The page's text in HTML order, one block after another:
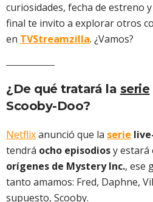
curiosidades, fecha de estreno
final te invito a explorar otros
en TVStreamzilla. ¿Vamos?
¿De qué tratará la serie
Scooby-Doo?
Netflixanunció que la serie
tendrá ocho episodiosy estará
orígenes de Mystery Inc., ese
tanto amamos: Fred, Daphne,
supuesto, Scooby.